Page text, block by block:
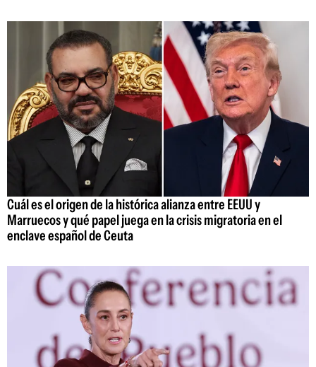
Cuál es el origen de la histórica alianza entre EEUU y
Marruecos y qué papel juega en la crisis migratoria en el
enclave español de Ceuta